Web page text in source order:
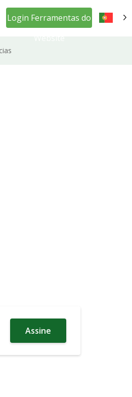
Login Ferramentas do
Assine